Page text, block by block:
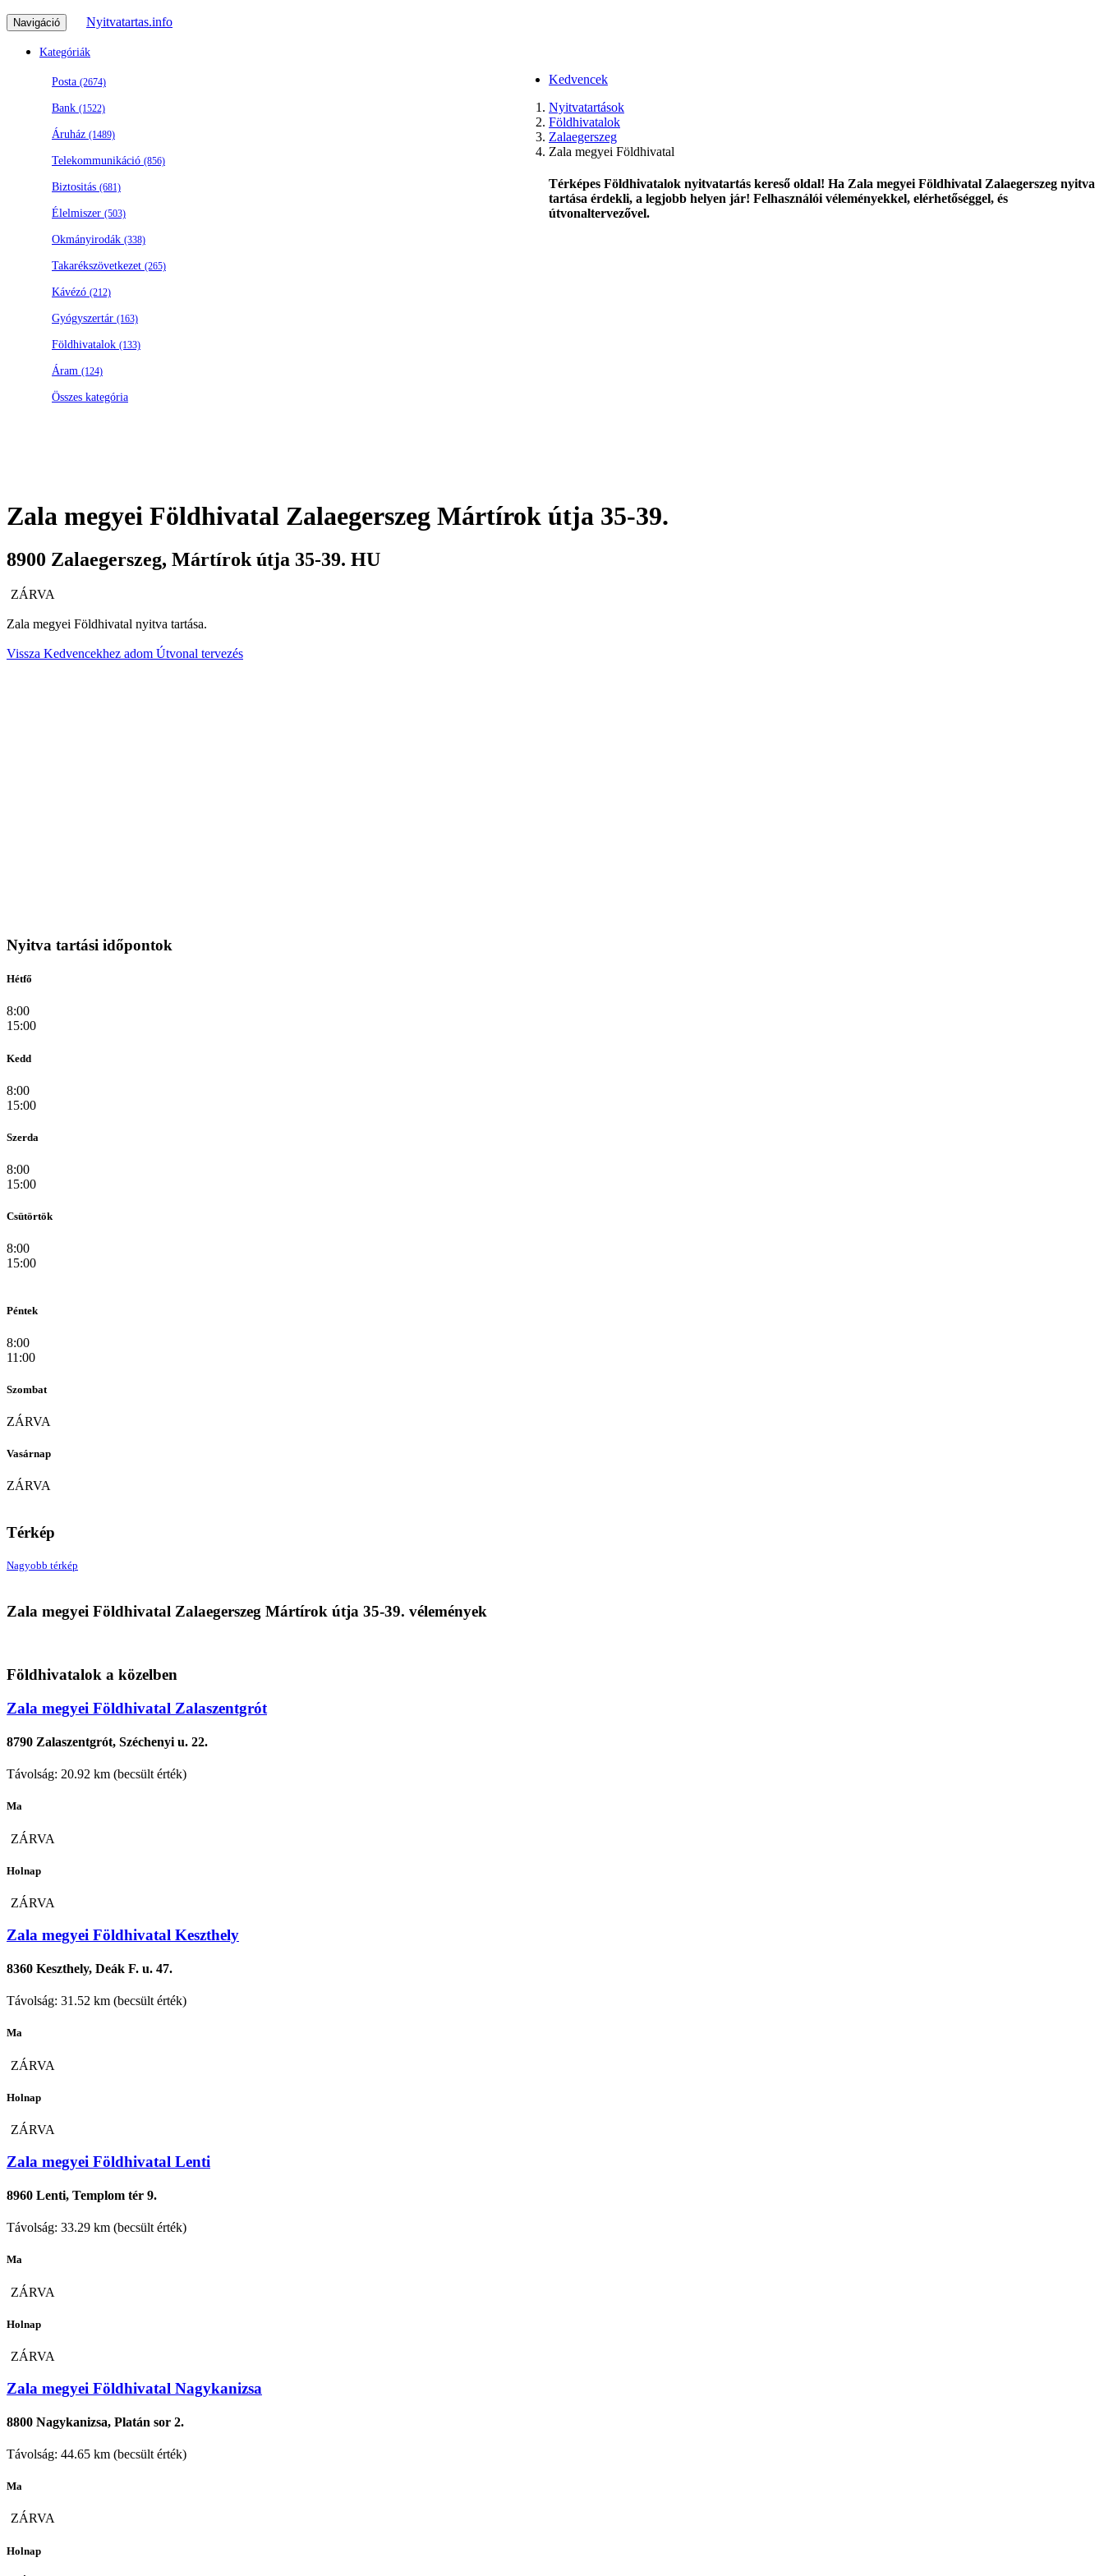
Navigáció Nyitvatartas.info
Kategóriák
Posta (2674)
Bank (1522)
Áruház (1489)
Telekommunikáció (856)
Biztositás (681)
Élelmiszer (503)
Okmányirodák (338)
Takarékszövetkezet (265)
Kávézó (212)
Gyógyszertár (163)
Földhivatalok (133)
Áram (124)
Összes kategória
Kedvencek
Nyitvatartások
Földhivatalok
Zalaegerszeg
Zala megyei Földhivatal
Térképes Földhivatalok nyitvatartás kereső oldal! Ha Zala megyei Földhivatal Zalaegerszeg nyitva
tartása érdekli, a legjobb helyen jár! Felhasználói véleményekkel, elérhetőséggel, és
útvonaltervezővel.
Zala megyei Földhivatal Zalaegerszeg Mártírok útja 35-39.
8900 Zalaegerszeg, Mártírok útja 35-39. HU
ZÁRVA
Zala megyei Földhivatal nyitva tartása.
Vissza Kedvencekhez adom Útvonal tervezés
Nyitva tartási időpontok
Hétfő
8:00
15:00
Kedd
8:00
15:00
Szerda
8:00
15:00
Csütörtök
8:00
15:00
Péntek
8:00
11:00
Szombat
ZÁRVA
Vasárnap
ZÁRVA
Térkép
8900 Zalaegerszeg, Mártírok útja 35-39.
Nagyobb térkép
Zala megyei Földhivatal Zalaegerszeg Mártírok útja 35-39. vélemények
Földhivatalok a közelben
Zala megyei Földhivatal Zalaszentgrót
8790 Zalaszentgrót, Széchenyi u. 22.
Távolság: 20.92 km (becsült érték)
Ma
ZÁRVA
Holnap
ZÁRVA
Zala megyei Földhivatal Keszthely
8360 Keszthely, Deák F. u. 47.
Távolság: 31.52 km (becsült érték)
Ma
ZÁRVA
Holnap
ZÁRVA
Zala megyei Földhivatal Lenti
8960 Lenti, Templom tér 9.
Távolság: 33.29 km (becsült érték)
Ma
ZÁRVA
Holnap
ZÁRVA
Zala megyei Földhivatal Nagykanizsa
8800 Nagykanizsa, Platán sor 2.
Távolság: 44.65 km (becsült érték)
Ma
ZÁRVA
Holnap